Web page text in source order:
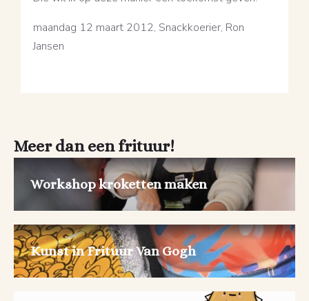
maandag 12 maart 2012, Snackkoerier, Ron
Jansen
Meer dan een frituur!
Workshop kroketten maken
Kunst in Frituur Van Gogh